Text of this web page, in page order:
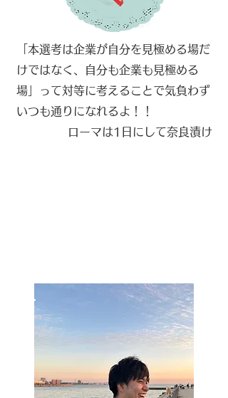
「本選考は企業が自分を見極める場だ
けではなく、自分も企業も見極める
場」って対等に考えることで気負わず
いつも通りになれるよ！！
​ローマは1日にして奈良漬け